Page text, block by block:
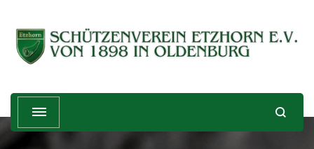
Schützenverein Etzhorn e.V. von
1898
Treffender geht's nicht!